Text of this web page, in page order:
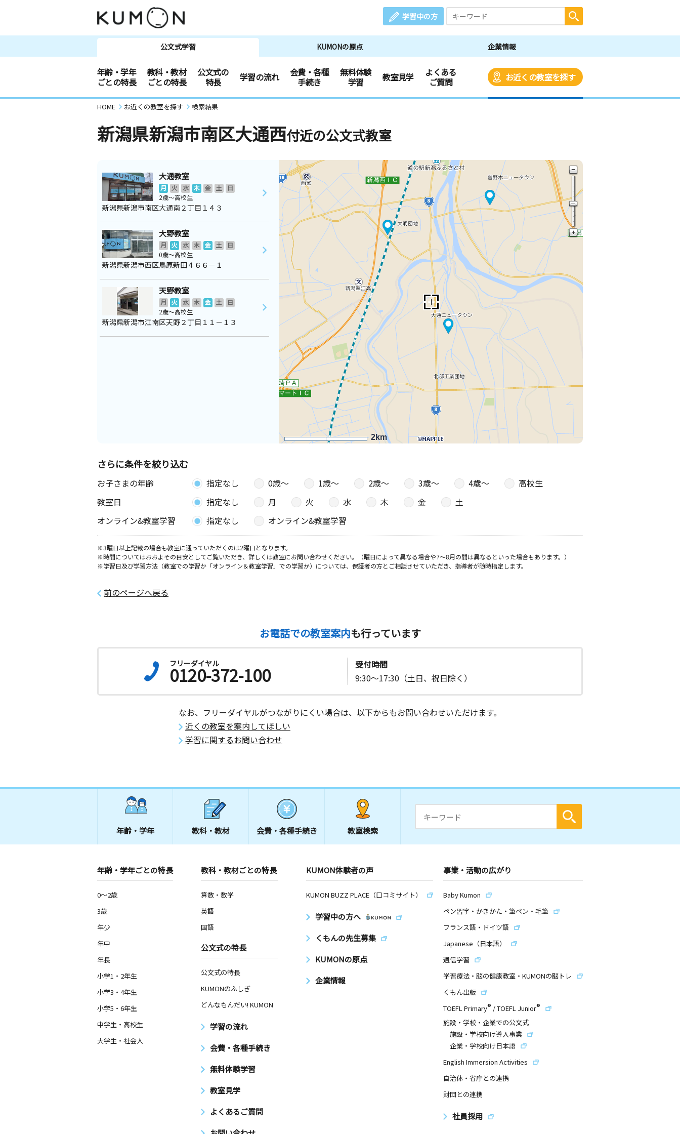
学習中の方
公文式学習 KUMONの原点 企業情報
年齢・学年
ごとの特長
教科・教材
ごとの特長
公文式の
特長
学習の流れ
会費・各種
手続き
無料体験
学習
教室見学
よくある
ご質問
お近くの教室を探す
HOME お近くの教室を探す 検索結果
新潟県新潟市南区大通西付近の公文式教室
2km
大通教室
月 火 水 木 金 土
日
2歳～高校生
新潟県新潟市南区大通南２丁目１４３
大野教室
月 火 水 木 金 土
日
0歳～高校生
新潟県新潟市西区鳥原新田４６６－１
天野教室
月 火 水 木 金 土
日
2歳～高校生
新潟県新潟市江南区天野２丁目１１－１３
さらに条件を絞り込む
お子さまの年齢 指定なし 0歳〜 1歳〜 2歳〜 3歳〜 4歳〜
高校生
教室日
指定なし 月 火 水 木 金
土
オンライン&教室学習
指定なし オンライン&教室学習
※3曜日以上記載の場合も教室に通っていただくのは2曜日となります。
※時間についてはおおよその目安としてご覧いただき、詳しくは教室にお問い合わせください。（曜日によって異なる場合や7～8月の間は異なるといった場合もあります。）
※学習日及び学習方法（教室での学習か「オンライン＆教室学習」での学習か）については、保護者の方とご相談させていただき、指導者が随時指定します。
前のページへ戻る
お電話での教室案内も行っています
フリーダイヤル
0120-372-100
受付時間
9:30～17:30（土日、祝日除く）
なお、フリーダイヤルがつながりにくい場合は、以下からもお問い合わせいただけます。
近くの教室を案内してほしい
学習に関するお問い合わせ
年齢・学年 教科・教材 会費・ 各種手続き 教室検索
年齢・学年ごとの特長
0～2歳
3歳
年少
年中
年長
小学1・2年生
小学3・4年生
小学5・6年生
中学生・高校生
大学生・社会人
教科・教材ごとの特長
算数・数学
英語
国語
公文式の特長
公文式の特長
KUMONのふしぎ
どんなもんだい! KUMON
学習の流れ
会費・各種手続き
無料体験学習
教室見学
よくあるご質問
KUMON体験者の声
KUMON BUZZ PLACE（口コミサイト）
学習中の方へ
くもんの先生募集
KUMONの原点
企業情報
事業・活動の広がり
Baby Kumon
ペン習字・かきかた・筆ペン・毛筆
フランス語・ドイツ語
Japanese（日本語）
通信学習
学習療法・脳の健康教室・KUMONの脳トレ
くもん出版
TOEFL Primary® /TOEFL Junior®
施設・学校・企業での公文式
施設・学校向け導入事業
企業・学校向け日本語
English Immersion Activities
自治体・省庁との連携
財団との連携
社員採用